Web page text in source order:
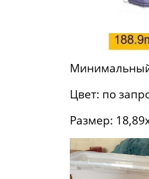
Минимальный
Цвет: по
Размер: